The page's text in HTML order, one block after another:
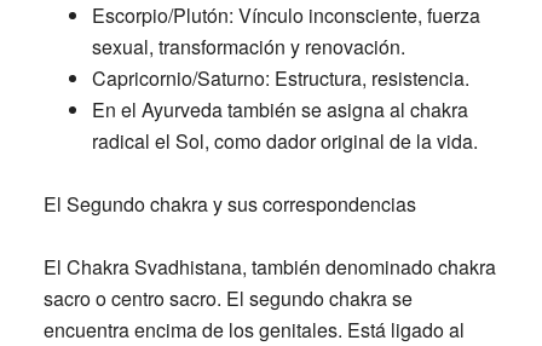
Escorpio/Plutón: Vínculo inconsciente, fuerza
sexual, transformación y renovación.
Capricornio/Saturno: Estructura, resistencia.
En el Ayurveda también se asigna al chakra
radical el Sol, como dador original de la vida.
El Segundo chakra y sus correspondencias
El Chakra Svadhistana, también denominado chakra
sacro o centro sacro. El segundo chakra se
encuentra encima de los genitales. Está ligado al